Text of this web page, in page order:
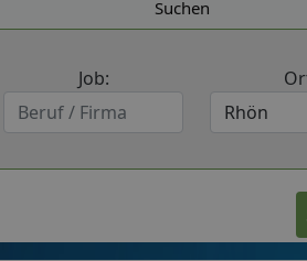
Suchen
Job: